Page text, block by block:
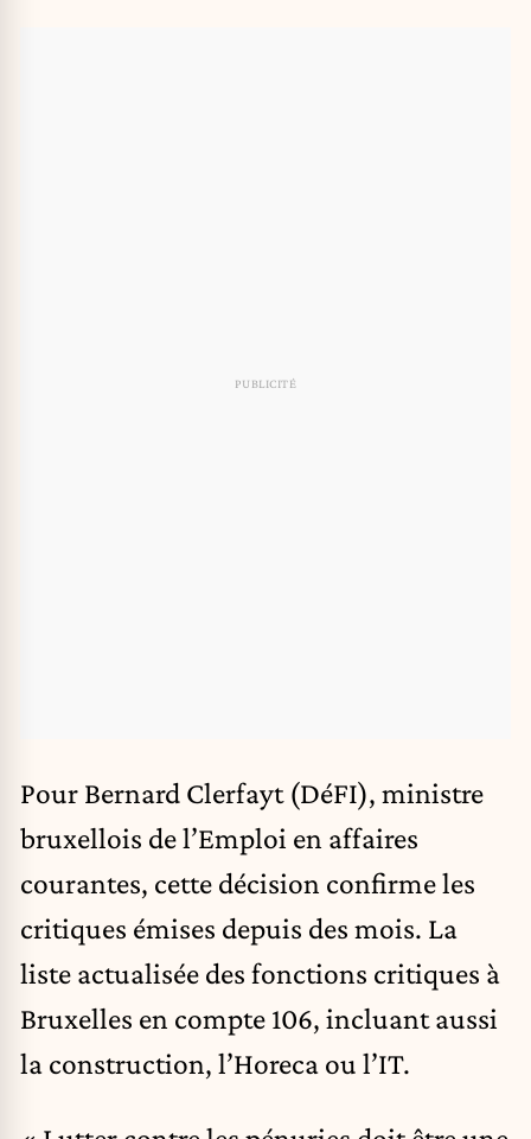
Pour Bernard Clerfayt (DéFI), ministre
bruxellois de l’Emploi en affaires
courantes, cette décision confirme les
critiques émises depuis des mois. La
liste actualisée des fonctions critiques à
Bruxelles en compte 106, incluant aussi
la construction, l’Horeca ou l’IT.